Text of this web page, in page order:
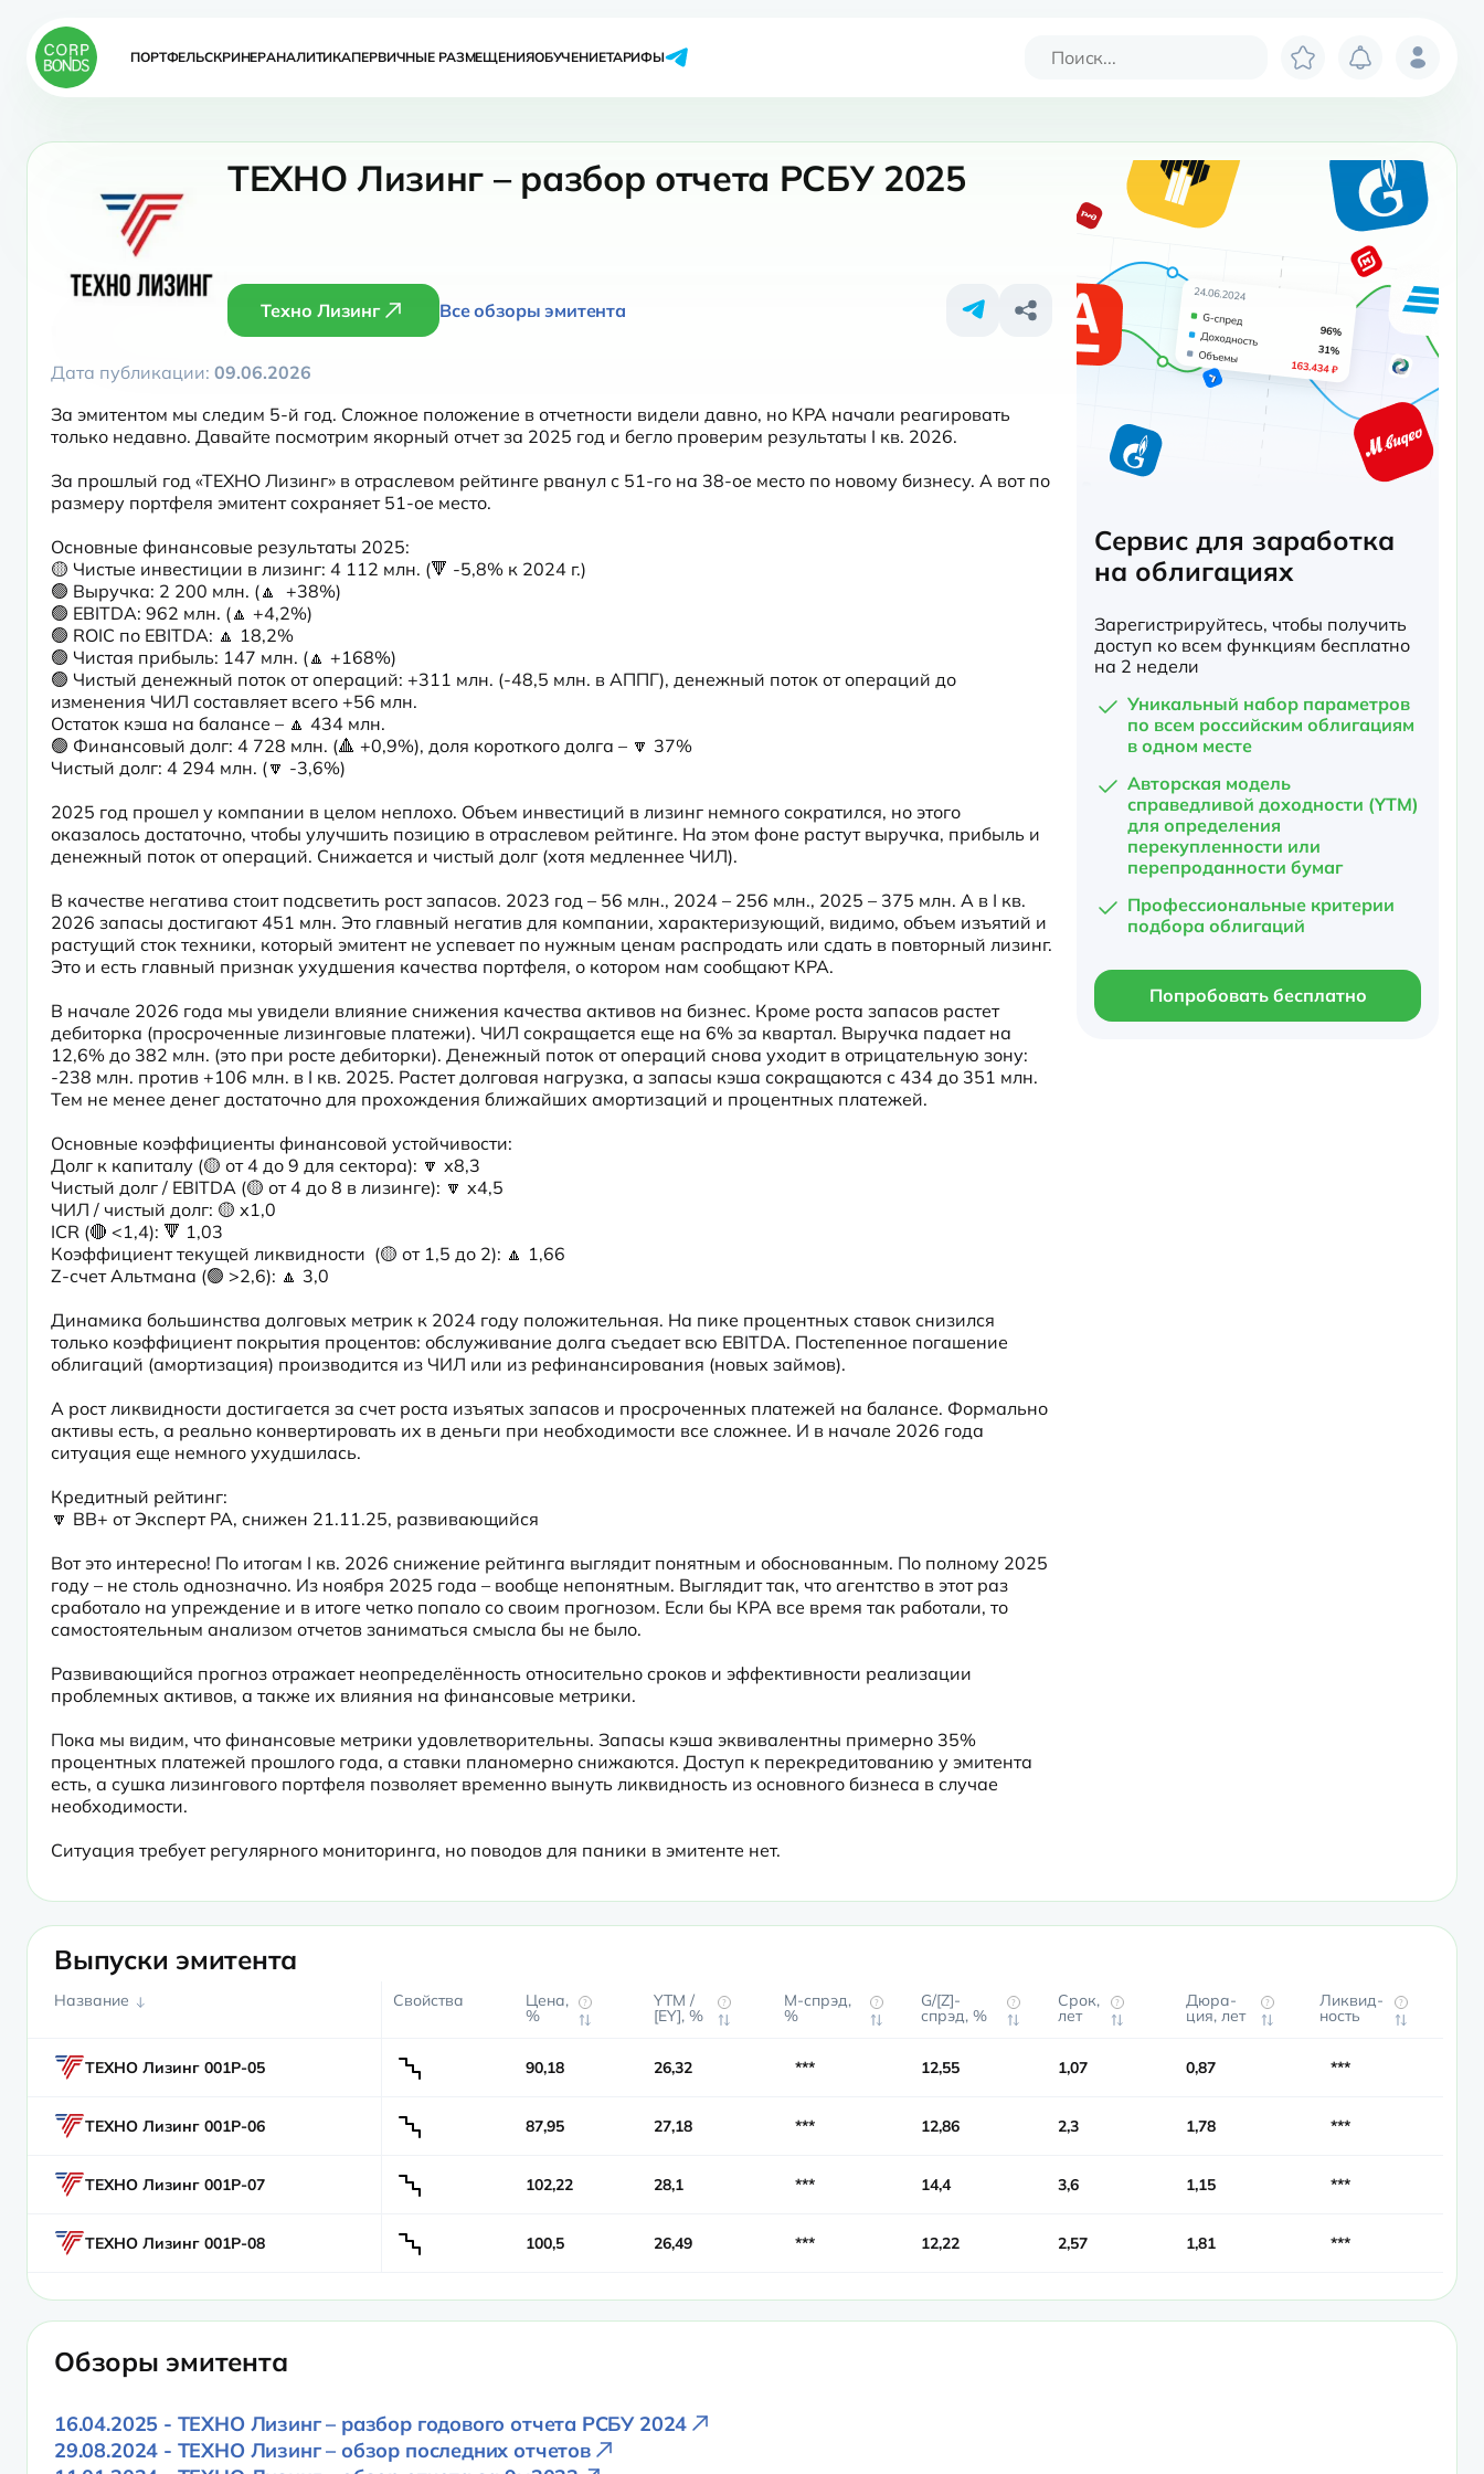
ПОРТФЕЛЬСКРИНЕРАНАЛИТИКАПЕРВИЧНЫЕ РАЗМЕЩЕНИЯОБУЧЕНИЕТАРИФЫ
ТЕХНО Лизинг – разбор отчета РСБУ 2025
Техно Лизинг Все обзоры эмитента
Дата публикации: 09.06.2026
За эмитентом мы следим 5-й год. Сложное положение в отчетности видели давно, но КРА начали реагировать
только недавно. Давайте посмотрим якорный отчет за 2025 год и бегло проверим результаты I кв. 2026.
За прошлый год «ТЕХНО Лизинг» в отраслевом рейтинге рванул с 51-го на 38-ое место по новому бизнесу. А вот по
размеру портфеля эмитент сохраняет 51-ое место.
Основные финансовые результаты 2025:
🟡 Чистые инвестиции в лизинг: 4 112 млн. (🔻 -5,8% к 2024 г.)
🟢 Выручка: 2 200 млн. (🔼  +38%)
🟢 EBITDA: 962 млн. (🔼 +4,2%)
🟢 ROIC по EBITDA: 🔼 18,2%
🟢 Чистая прибыль: 147 млн. (🔼 +168%)
🟢 Чистый денежный поток от операций: +311 млн. (-48,5 млн. в АППГ), денежный поток от операций до
изменения ЧИЛ составляет всего +56 млн.
Остаток кэша на балансе – 🔼 434 млн.
🟢 Финансовый долг: 4 728 млн. (🔺 +0,9%), доля короткого долга – 🔽 37%
Чистый долг: 4 294 млн. (🔽 -3,6%)
2025 год прошел у компании в целом неплохо. Объем инвестиций в лизинг немного сократился, но этого
оказалось достаточно, чтобы улучшить позицию в отраслевом рейтинге. На этом фоне растут выручка, прибыль и
денежный поток от операций. Снижается и чистый долг (хотя медленнее ЧИЛ).
В качестве негатива стоит подсветить рост запасов. 2023 год – 56 млн., 2024 – 256 млн., 2025 – 375 млн. А в I кв.
2026 запасы достигают 451 млн. Это главный негатив для компании, характеризующий, видимо, объем изъятий и
растущий сток техники, который эмитент не успевает по нужным ценам распродать или сдать в повторный лизинг.
Это и есть главный признак ухудшения качества портфеля, о котором нам сообщают КРА.
В начале 2026 года мы увидели влияние снижения качества активов на бизнес. Кроме роста запасов растет
дебиторка (просроченные лизинговые платежи). ЧИЛ сокращается еще на 6% за квартал. Выручка падает на
12,6% до 382 млн. (это при росте дебиторки). Денежный поток от операций снова уходит в отрицательную зону:
-238 млн. против +106 млн. в I кв. 2025. Растет долговая нагрузка, а запасы кэша сокращаются с 434 до 351 млн.
Тем не менее денег достаточно для прохождения ближайших амортизаций и процентных платежей.
Основные коэффициенты финансовой устойчивости:
Долг к капиталу (🟡 от 4 до 9 для сектора): 🔽 х8,3
Чистый долг / EBITDA (🟡 от 4 до 8 в лизинге): 🔽 х4,5
ЧИЛ / чистый долг: 🟡 х1,0
ICR (🔴 <1,4): 🔻 1,03
Коэффициент текущей ликвидности  (🟡 от 1,5 до 2): 🔼 1,66
Z-счет Альтмана (🟢 >2,6): 🔼 3,0
Динамика большинства долговых метрик к 2024 году положительная. На пике процентных ставок снизился
только коэффициент покрытия процентов: обслуживание долга съедает всю EBITDA. Постепенное погашение
облигаций (амортизация) производится из ЧИЛ или из рефинансирования (новых займов).
А рост ликвидности достигается за счет роста изъятых запасов и просроченных платежей на балансе. Формально
активы есть, а реально конвертировать их в деньги при необходимости все сложнее. И в начале 2026 года
ситуация еще немного ухудшилась.
Кредитный рейтинг:
🔽 BB+ от Эксперт РА, снижен 21.11.25, развивающийся
Вот это интересно! По итогам I кв. 2026 снижение рейтинга выглядит понятным и обоснованным. По полному 2025
году – не столь однозначно. Из ноября 2025 года – вообще непонятным. Выглядит так, что агентство в этот раз
сработало на упреждение и в итоге четко попало со своим прогнозом. Если бы КРА все время так работали, то
самостоятельным анализом отчетов заниматься смысла бы не было.
Развивающийся прогноз отражает неопределённость относительно сроков и эффективности реализации
проблемных активов, а также их влияния на финансовые метрики.
Пока мы видим, что финансовые метрики удовлетворительны. Запасы кэша эквивалентны примерно 35%
процентных платежей прошлого года, а ставки планомерно снижаются. Доступ к перекредитованию у эмитента
есть, а сушка лизингового портфеля позволяет временно вынуть ликвидность из основного бизнеса в случае
необходимости.
Ситуация требует регулярного мониторинга, но поводов для паники в эмитенте нет.
Сервис для заработка
на облигациях
Зарегистрируйтесь, чтобы получить
доступ ко всем функциям бесплатно
на 2 недели
Уникальный набор параметров
по всем российским облигациям
в одном месте
Авторская модель
справедливой доходности (YTM)
для определения
перекупленности или
перепроданности бумаг
Профессиональные критерии
подбора облигаций
Попробовать бесплатно
Выпуски эмитента
Название Свойства Цена,
%
? YTM /
[EY], %
? М-спрэд,
%
? G/[Z]-
спрэд, %
? Срок,
лет
? Дюра­
ция, лет
? Ликвид­
ность
?
ТЕХНО Лизинг 001P-05 90,18 26,32 *** 12,55 1,07 0,87 ***
ТЕХНО Лизинг 001Р-06 87,95 27,18 *** 12,86 2,3 1,78 ***
ТЕХНО Лизинг 001Р-07 102,22 28,1 *** 14,4 3,6 1,15 ***
ТЕХНО Лизинг 001Р-08 100,5 26,49 *** 12,22 2,57 1,81 ***
Обзоры эмитента
16.04.2025 - ТЕХНО Лизинг – разбор годового отчета РСБУ 2024
29.08.2024 - ТЕХНО Лизинг – обзор последних отчетов